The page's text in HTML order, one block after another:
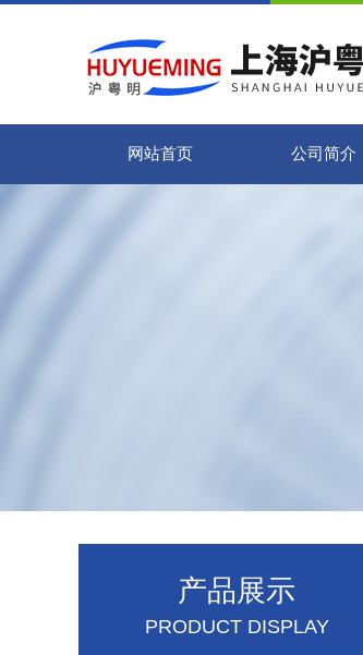
网站首页 公司简介
产品展示
PRODUCT DISPLAY